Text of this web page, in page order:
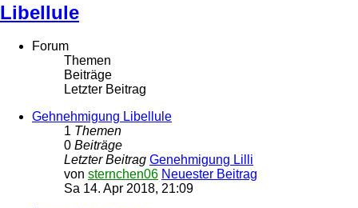
Libellule
Forum
Themen
Beiträge
Letzter Beitrag
Gehnehmigung Libellule
1 Themen
0 Beiträge
Letzter Beitrag Genehmigung Lilli
von sternchen06 Neuester Beitrag
Sa 14. Apr 2018, 21:09